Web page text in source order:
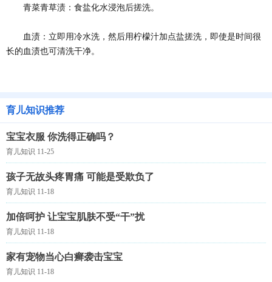
青菜青草渍：食盐化水浸泡后搓洗。
血渍：立即用冷水洗，然后用柠檬汁加点盐搓洗，即使是时间很
长的血渍也可清洗干净。
育儿知识推荐
宝宝衣服 你洗得正确吗？
育儿知识 11-25
孩子无故头疼胃痛 可能是受欺负了
育儿知识 11-18
加倍呵护 让宝宝肌肤不受“干”扰
育儿知识 11-18
家有宠物当心白癣袭击宝宝
育儿知识 11-18